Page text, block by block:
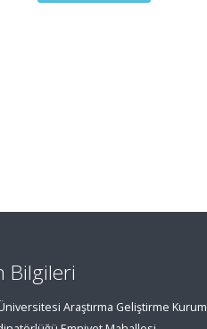
Bilgileri
Araştırma Geliştirme Kurum